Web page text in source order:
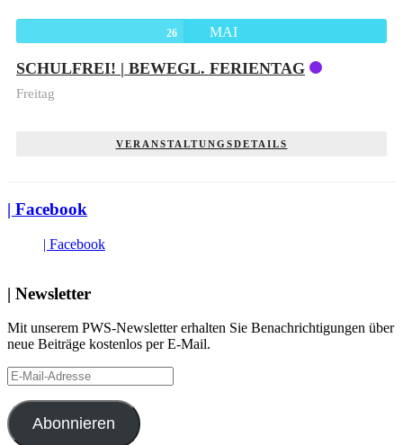
26 MAI
SCHULFREI! | BEWEGL. FERIENTAG
Freitag
VERANSTALTUNGSDETAILS
| Facebook
| Facebook
| Newsletter
Mit unserem PWS-Newsletter erhalten Sie Benachrichtigungen über
neue Beiträge kostenlos per E-Mail.
E-
Mail-
Adresse
Abonnieren